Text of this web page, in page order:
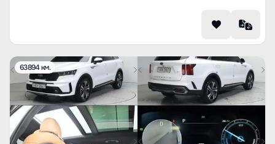
63894 км.